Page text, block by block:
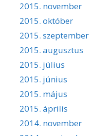
2015. november
2015. október
2015. szeptember
2015. augusztus
2015. július
2015. június
2015. május
2015. április
2014. november